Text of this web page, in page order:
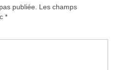
publiée.
Les champs
*